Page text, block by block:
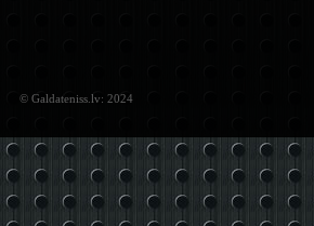
© Galdateniss.lv: 2024